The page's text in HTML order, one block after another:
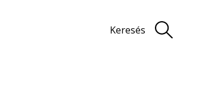
Keresés